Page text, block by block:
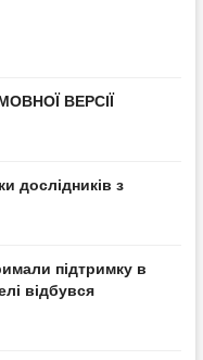
ВЕРСІЇ
дослідників з
підтримку в
відбувся